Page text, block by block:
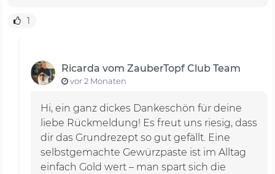
1
Ricarda vom ZauberTopf Club Team
vor 2 Monaten
Hi, ein ganz dickes Dankeschön für deine
liebe Rückmeldung! Es freut uns riesig, dass
dir das Grundrezept so gut gefällt. Eine
selbstgemachte Gewürzpaste ist im Alltag
einfach Gold wert – man spart sich die